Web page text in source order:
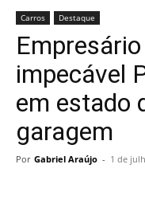
Carros Destaque
impecável
em estado
garagem
Por Gabriel Araújo - 1 de